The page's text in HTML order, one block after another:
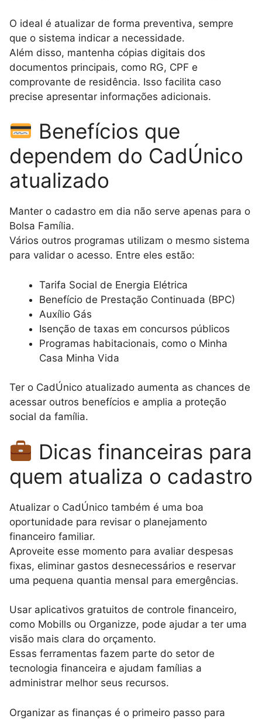
O ideal é atualizar de forma preventiva, sempre
que o sistema indicar a necessidade.
Além disso, mantenha cópias digitais dos
documentos principais, como RG, CPF e
comprovante de residência. Isso facilita caso
precise apresentar informações adicionais.
Benefícios que
dependem do CadÚnico
atualizado
Manter o cadastro em dia não serve apenas para o
Bolsa Família.
Vários outros programas utilizam o mesmo sistema
para validar o acesso. Entre eles estão:
Tarifa Social de Energia Elétrica
Benefício de Prestação Continuada (BPC)
Auxílio Gás
Isenção de taxas em concursos públicos
Programas habitacionais, como o Minha
Casa Minha Vida
Ter o CadÚnico atualizado aumenta as chances de
acessar outros benefícios e amplia a proteção
social da família.
Dicas financeiras para
quem atualiza o cadastro
Atualizar o CadÚnico também é uma boa
oportunidade para revisar o planejamento
financeiro familiar.
Aproveite esse momento para avaliar despesas
fixas, eliminar gastos desnecessários e reservar
uma pequena quantia mensal para emergências.
Usar aplicativos gratuitos de controle financeiro,
como Mobills ou Organizze, pode ajudar a ter uma
visão mais clara do orçamento.
Essas ferramentas fazem parte do setor de
tecnologia financeira e ajudam famílias a
administrar melhor seus recursos.
Organizar as finanças é o primeiro passo para